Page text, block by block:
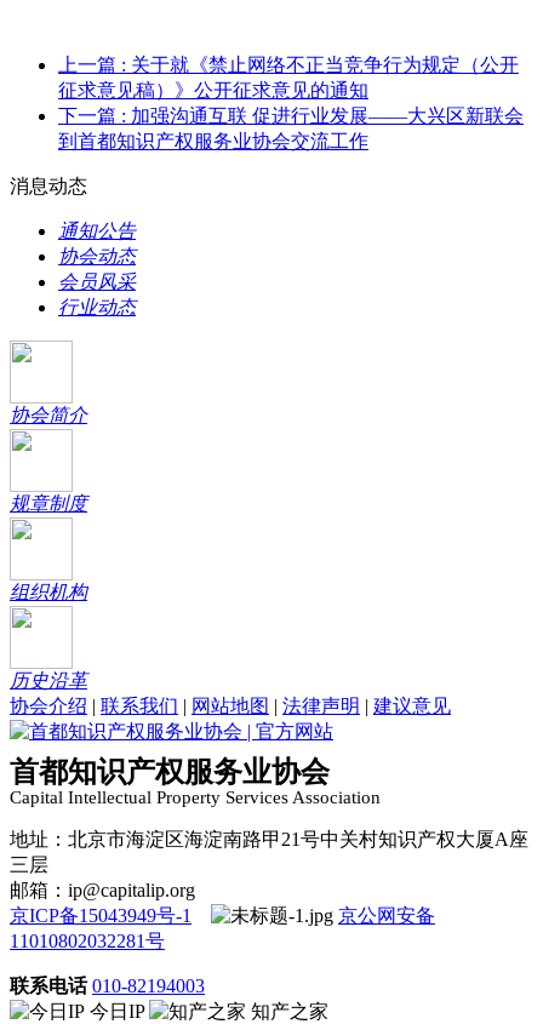
上一篇 : 关于就《禁止网络不正当竞争行为规定（公开
征求意见稿）》公开征求意见的通知
下一篇 : 加强沟通互联 促进行业发展——大兴区新联会
到首都知识产权服务业协会交流工作
消息动态
通知公告
协会动态
会员风采
行业动态
协会简介
规章制度
组织机构
历史沿革
协会介绍
联系我们 网站地图 法律声明 建议意见
首都知识产权服务业协会
Capital Intellectual Property Services Association
地址：北京市海淀区海淀南路甲21号中关村知识产权大厦A座
三层
邮箱：ip@capitalip.org
京ICP备15043949号-1
京公网安备
11010802032281号
联系电话 010-82194003
今日IP
知产之家